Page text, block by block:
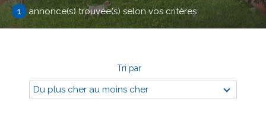
1 annonce(s) trouvée(s) selon vos critères
Tri par
Du plus cher au moins cher
Type
d'offre
Vente
Ville